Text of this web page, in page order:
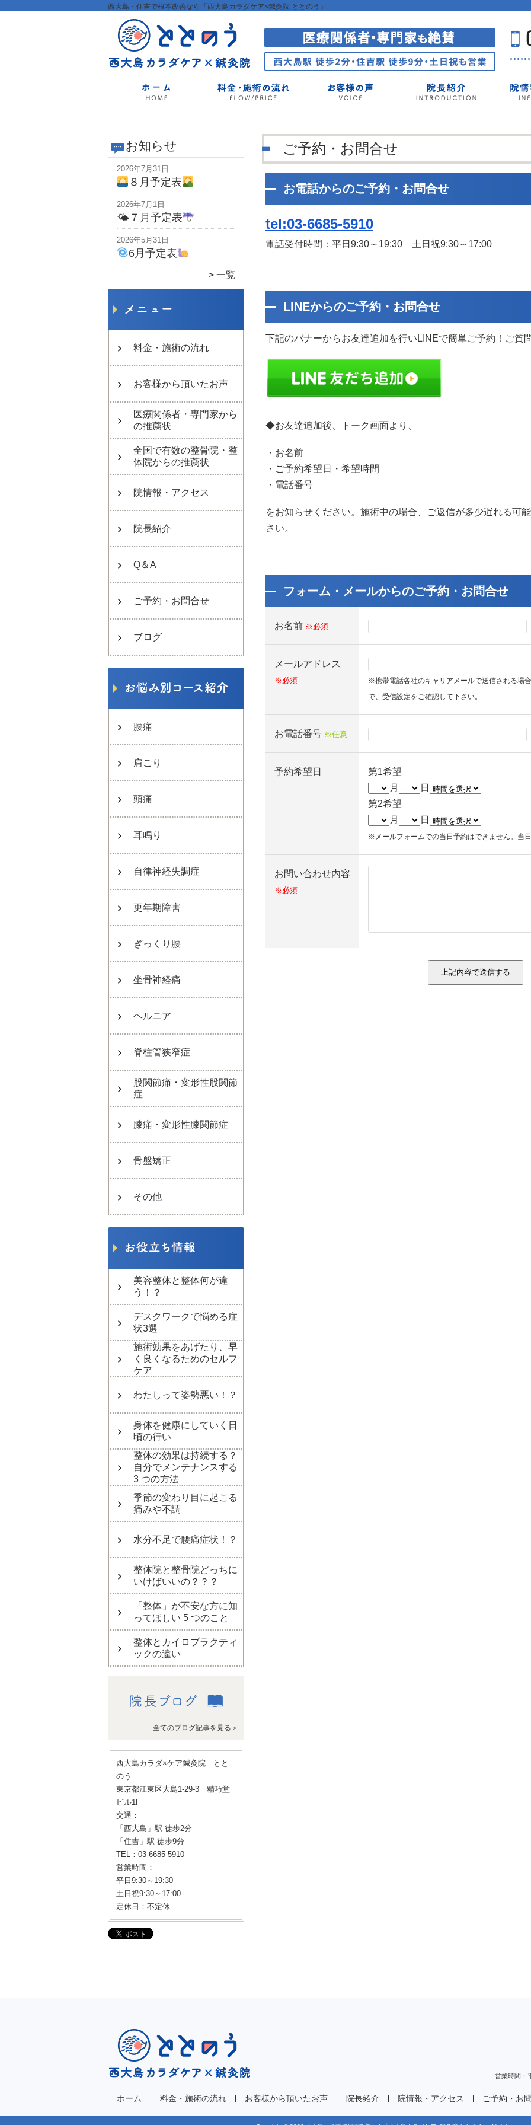
西大島・住吉で根本改善なら「西大島カラダケア×鍼灸院 ととのう」
お知らせ
2026年7月31日
８月予定表
2026年7月1日
🌤７月予定表
2026年5月31日
6月予定表
一覧
料金・施術の流れ
お客様から頂いたお声
医療関係者・専門家から
の推薦状
全国で有数の整骨院・整
体院からの推薦状
院情報・アクセス
院長紹介
Q＆A
ご予約・お問合せ
ブログ
腰痛
肩こり
頭痛
耳鳴り
自律神経失調症
更年期障害
ぎっくり腰
坐骨神経痛
ヘルニア
脊柱管狭窄症
股関節痛・変形性股関節
症
膝痛・変形性膝関節症
骨盤矯正
その他
美容整体と整体何が違
う！？
デスクワークで悩める症
状3選
施術効果をあげたり、早
く良くなるためのセルフ
ケア
わたしって姿勢悪い！？
身体を健康にしていく日
頃の行い
整体の効果は持続する？
自分でメンテナンスする
3 つの方法
季節の変わり目に起こる
痛みや不調
水分不足で腰痛症状！？
整体院と整骨院どっちに
いけばいいの？？？
「整体」が不安な方に知
ってほしい 5 つのこと
整体とカイロプラクティ
ックの違い
全てのブログ記事を見る＞
西大島カラダ×ケア鍼灸院 とと
のう
東京都江東区大島1-29-3 精巧堂
ビル1F
交通：
「西大島」駅 徒歩2分
「住吉」駅 徒歩9分
TEL：03-6685-5910
営業時間：
平日9:30～19:30
土日祝9:30～17:00
定休日：不定休
ご予約・お問合せ
お電話からのご予約・お問合せ
tel:03-6685-5910
電話受付時間：平日9:30～19:30 土日祝9:30～17:00
LINEからのご予約・お問合せ
下記のバナーからお友達追加を行いLINEで簡単ご予約！ご質
◆お友達追加後、トーク画面より、
・お名前
・ご予約希望日・希望時間
・電話番号
をお知らせください。施術中の場合、ご返信が多少遅れる可
さい。
フォーム・メールからのご予約・お問合せ
お名前 ※必須
メールアドレス
※必須
※携帯電話各社のキャリアメールで送信される場
で、受信設定をご確認して下さい。
お電話番号 ※任意
予約希望日
第1希望
月
日
第2希望
月
日
※メールフォームでの当日予約はできません。当
お問い合わせ内容
※必須
営業時間：
ホーム 料金・施術の流れ お客様から頂いたお声 院長紹介 院情報・アクセス ご予約・お